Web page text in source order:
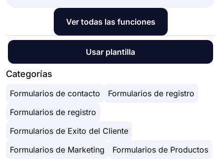
Ver todas las funciones
Usar plantilla
Categorías
Formularios de contacto
Formularios de registro
Formularios de registro
Formularios de Exito del Cliente
Formularios de Marketing
Formularios de Productos